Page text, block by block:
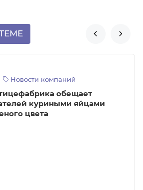
 
Новости компаний
обещает
куриными яйцами
цвета